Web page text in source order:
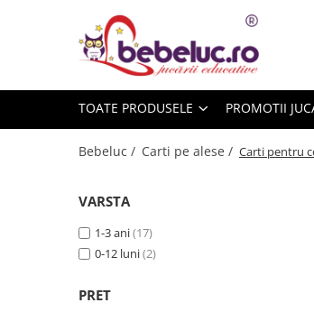
Toate Produsele
Set constructie copii
Jucarii magnetice
Seturi Experimente pentru copii
Roboti de jucarie
TOATE PRODUSELE PROMOTII
Bebeluc / Carti pe alese / Carti pentru
VARSTA
1-3 ani(17)
0-12 luni(2)
PRET